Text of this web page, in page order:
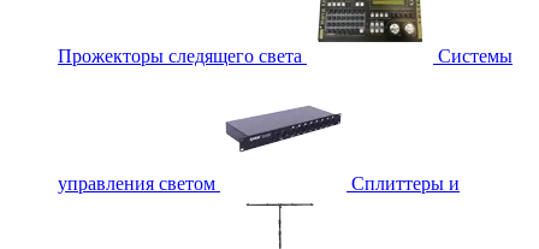
Прожекторы следящего света Системы
управления светом Сплиттеры и